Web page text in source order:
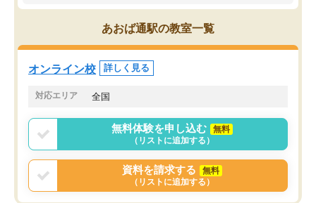
のも重宝しています。
あおば通駅の教室一覧
オンライン校 詳しく見る
対応エリア 全国
無料体験を申し込む
無料
（リストに追加する）
資料を請求する
無料
（リストに追加する）